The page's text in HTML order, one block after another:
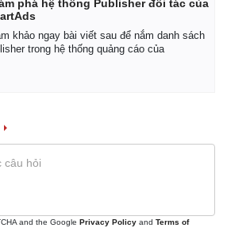
phá hệ thống Publisher đối tác của
khảo ngay bài viết sau để nắm danh sách
trong hệ thống quảng cáo của
and the Google Privacy Policy and Terms of